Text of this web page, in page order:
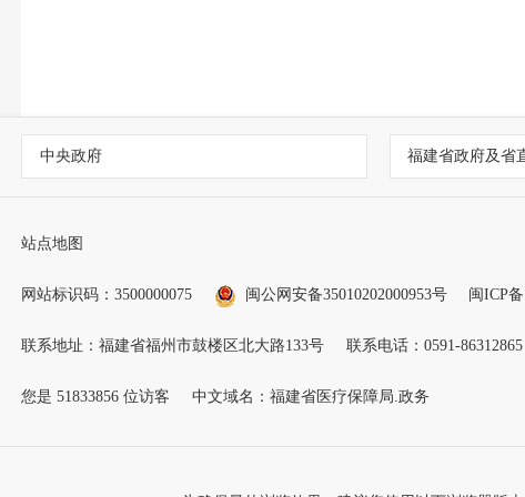
中央政府 福建省政府及省
站点地图
网站标识码：3500000075 闽公网安备35010202000953号 闽ICP
联系地址：福建省福州市鼓楼区北大路133号 联系电话：0591-86312865
您是51833856 位访客 中文域名：福建省医疗保障局.政务